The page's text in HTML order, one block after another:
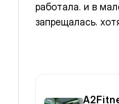
работала. и в
запрещалась.